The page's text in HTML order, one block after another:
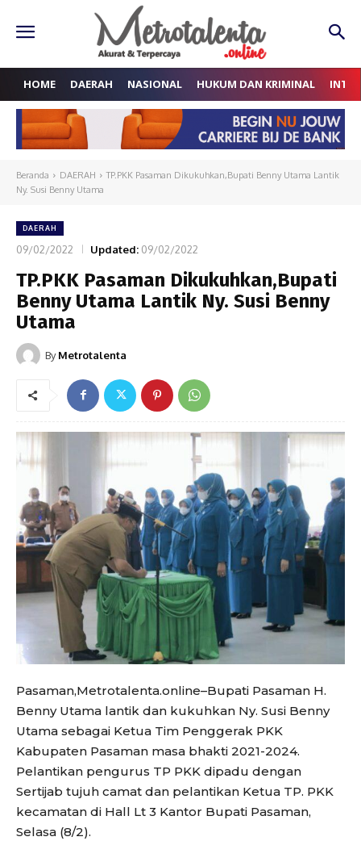
HOME DAERAH NASIONAL HUKUM DAN KRIMINAL
Beranda DAERAH
TP.PKK Pasaman Dikukuhkan,Bupati Benny Utama Lantik
Ny. Susi Benny Utama
DAERAH
09/02/2022 Updated: 09/02/2022
TP.PKK Pasaman Dikukuhkan,Bupati
Benny Utama Lantik Ny. Susi Benny
Utama
By Metrotalenta
Pasaman,Metrotalenta.online–Bupati Pasaman H.
Benny Utama lantik dan kukuhkan Ny. Susi Benny
Utama sebagai Ketua Tim Penggerak PKK
Kabupaten Pasaman masa bhakti 2021-2024.
Pelantikan pengurus TP PKK dipadu dengan
Sertijab tujuh camat dan pelantikan Ketua TP. PKK
kecamatan di Hall Lt 3 Kantor Bupati Pasaman,
Selasa (8/2).